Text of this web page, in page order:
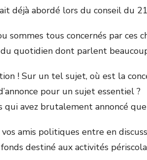
déjà abordé lors du conseil du
sommes tous concernés par ces
quotidien dont parlent
! Sur un tel sujet, où est la
pour un sujet essentiel ?
avez brutalement annoncé
amis politiques entre en
destiné aux activités